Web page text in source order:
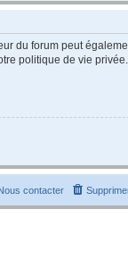
du forum peut
politique de vie
contacter